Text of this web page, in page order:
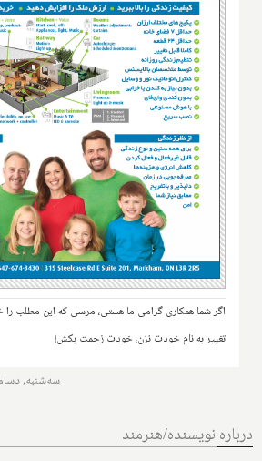
اگر شما همکاری گرامی ما هستی، مرسی که این مطلب را
تغییر به نام خودت نزن، خودت زحمت بکش!
سه‌شنبه, دسامبر 26, 2023
درباره نویسنده/هنرمند